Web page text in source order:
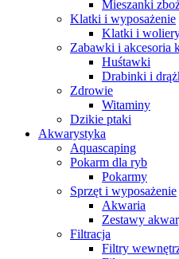
Mieszanki
Klatki i wyposażenie
Klatki i
Zabawki i akcesoria
Huśtawki
Drabinki i
Zdrowie
Witaminy
Dzikie ptaki
Akwarystyka
Aquascaping
Pokarm dla ryb
Pokarmy
Sprzęt i wyposażenie
Akwaria
Zestawy
Filtracja
Filtry